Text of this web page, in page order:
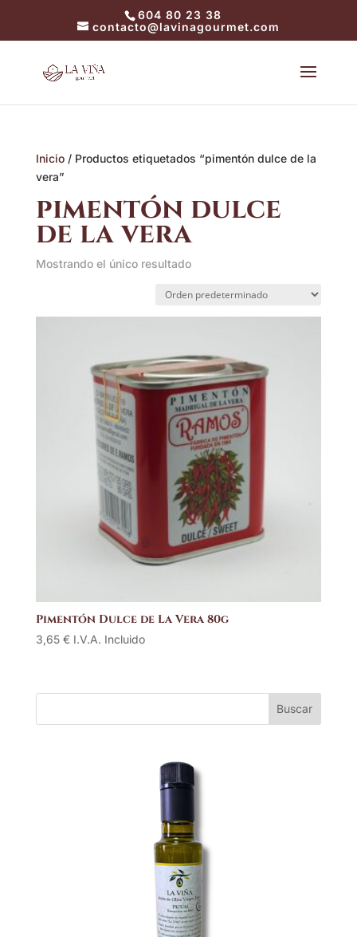
604 80 23 38
contacto@lavinagourmet.com
Inicio/ Productos etiquetados “pimentón dulce de la
vera”
pimentón dulce
de la vera
Mostrando el único resultado
Pimentón Dulce de La Vera 80g
3,65 € I.V.A. Incluido
Buscar